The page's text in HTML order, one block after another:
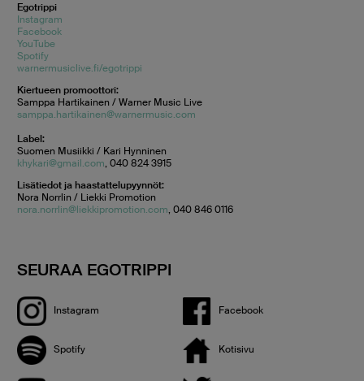
Egotrippi
Instagram
Facebook
YouTube
Spotify
warnermusiclive.fi/egotrippi
Kiertueen promoottori:
Samppa Hartikainen / Warner Music Live
samppa.hartikainen@warnermusic.com
Label:
Suomen Musiikki / Kari Hynninen
khykari@gmail.com, 040 824 3915
Lisätiedot ja haastattelupyynnöt:
Nora Norrlin / Liekki Promotion
nora.norrlin@liekkipromotion.com, 040 846 0116
SEURAA EGOTRIPPI
Instagram Facebook
Spotify Kotisivu